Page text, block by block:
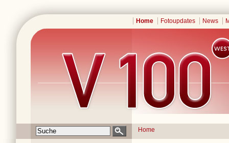
Home Fotoupdates News
Home